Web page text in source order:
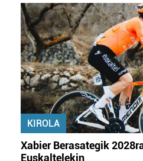
KIROLA
Xabier Berasategik
Euskaltelekin